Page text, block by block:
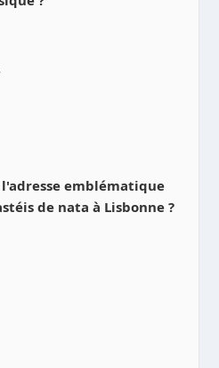
emblématique
de nata à Lisbonne ?